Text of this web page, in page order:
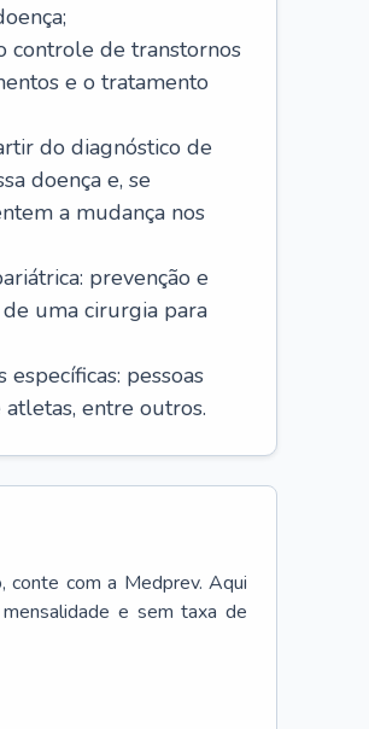
controle de transtornos
e o tratamento
do diagnóstico de
doença e, se
a mudança nos
prevenção e
uma cirurgia para
pessoas
entre outros.
, conte com a Medprev. Aqui
e sem taxa de